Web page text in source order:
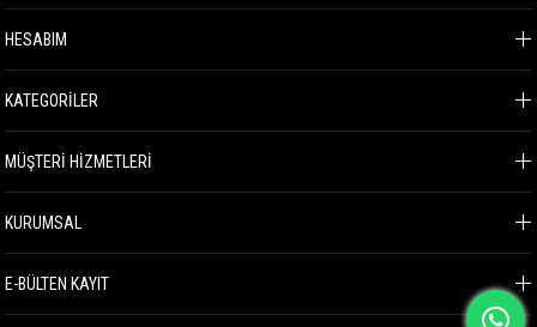
HESABIM
KATEGORİLER
MÜŞTERİ HİZMETLERİ
KURUMSAL
E-BÜLTEN KAYIT